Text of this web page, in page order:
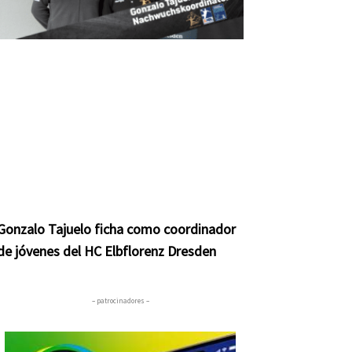
Tajuelo ficha como coordinador
jóvenes del HC Elbflorenz Dresden
– patrocinadores –